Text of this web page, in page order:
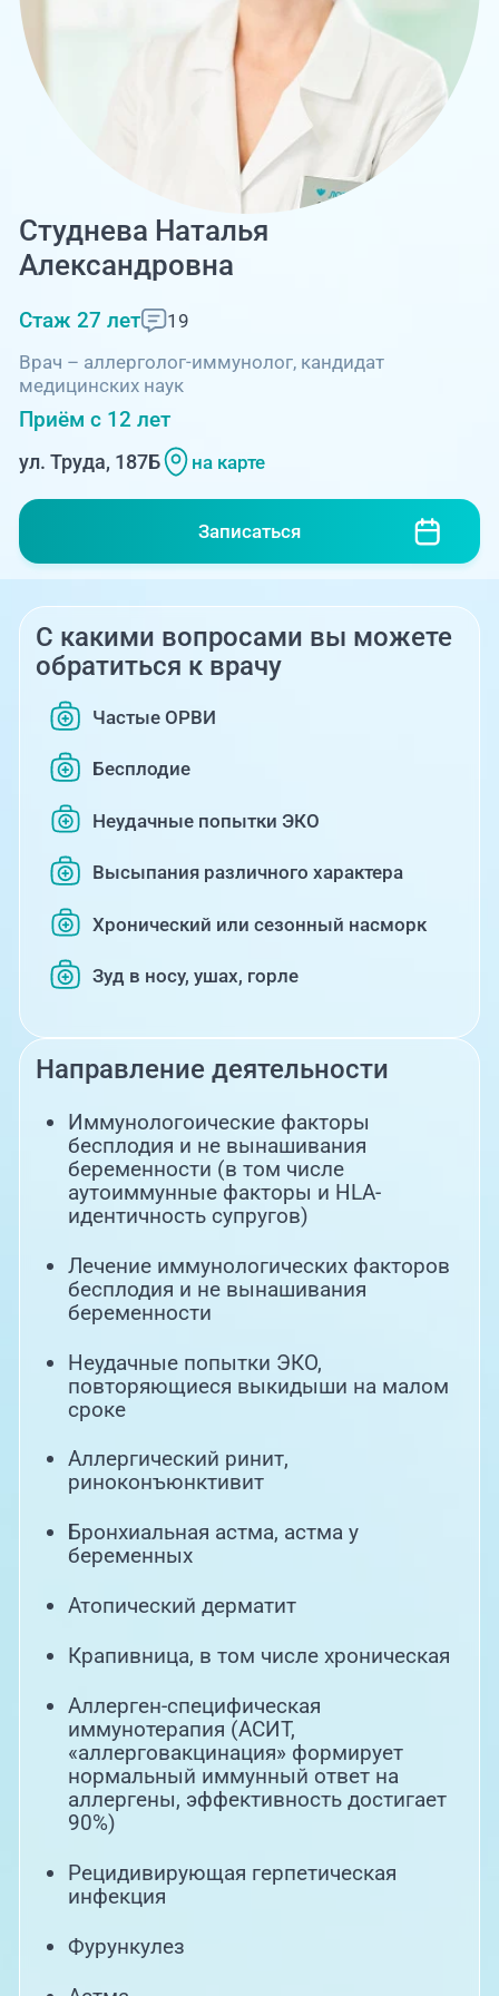
Блог врачей
Пациентам
PreventAGE
+7 (351) 220-00-03
запись на прием
+7 (351) 220-03-03
Центр амбулаторной
онкологической помощи
+7 (7142) 927-003
Справочный телефон для
жителей Казахстана
Студнева Наталья
Александровна
Стаж 27 лет
19
Врач – аллерголог-иммунолог, кандидат
медицинских наук
Приём с 12 лет
ул. Труда, 187Б на карте
Записаться
С какими вопросами вы можете
обратиться к врачу
Частые ОРВИ
Бесплодие
Неудачные попытки ЭКО
Высыпания различного характера
Хронический или сезонный насморк
Зуд в носу, ушах, горле
Направление деятельности
Иммунологоические факторы
бесплодия и не вынашивания
беременности (в том числе
аутоиммунные факторы и HLA-
идентичность супругов)
Лечение иммунологических факторов
бесплодия и не вынашивания
беременности
Неудачные попытки ЭКО,
повторяющиеся выкидыши на малом
сроке
Аллергический ринит,
риноконъюнктивит
Бронхиальная астма, астма у
беременных
Атопический дерматит
Крапивница, в том числе хроническая
Аллерген-специфическая
иммунотерапия (АСИТ,
«аллерговакцинация» формирует
нормальный иммунный ответ на
аллергены, эффективность достигает
90%)
Рецидивирующая герпетическая
инфекция
Фурункулез